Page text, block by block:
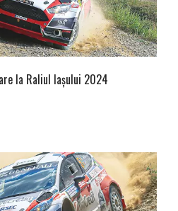
la Raliul Iașului 2024